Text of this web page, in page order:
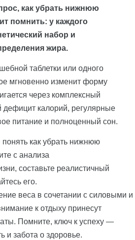
как убрать нижнюю
помнить: у каждого
набор и
жира.
таблетки или одного
мгновенно изменит форму
через комплексный
калорий, регулярные
питание и полноценный сон.
понять как убрать нижнюю
с анализа
, составьте реалистичный
его.
веса в сочетании с силовыми и
к отдыху принесут
Помните, ключ к успеху —
и забота о здоровье.